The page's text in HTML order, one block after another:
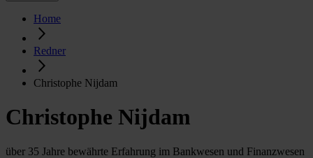
Home
Redner
Christophe Nijdam
Christophe Nijdam
über 35 Jahre bewährte Erfahrung im Bankwesen und Finanzwesen